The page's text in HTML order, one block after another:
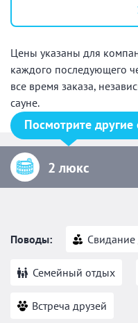
Цены указаны для
каждого последующего
все время заказа,
сауне.
Посмотрите другие
2 люкс
Поводы:
Семейный отдых
Встреча друзей